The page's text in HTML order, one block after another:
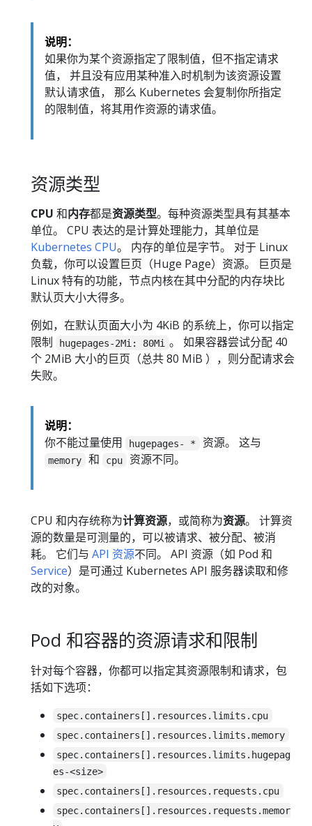
说明：
如果你为某个资源指定了限制值，但不指定请求
值， 并且没有应用某种准入时机制为该资源设置
默认请求值， 那么 Kubernetes 会复制你所指定
的限制值，将其用作资源的请求值。
资源类型
CPU 和内存都是资源类型。每种资源类型具有其基本
单位。 CPU 表达的是计算处理能力，其单位是
Kubernetes CPU。 内存的单位是字节。 对于 Linux
负载，你可以设置巨页（Huge Page）资源。 巨页是
Linux 特有的功能，节点内核在其中分配的内存块比
默认页大小大得多。
例如，在默认页面大小为 4KiB 的系统上，你可以指定
限制
hugepages-2Mi: 80Mi 。 如果容器尝试分配 40
个 2MiB 大小的巨页（总共 80 MiB ），则分配请求会
失败。
说明：
你不能过量使用
hugepages- * 资源。 这与
memory 和 cpu 资源不同。
CPU 和内存统称为计算资源，或简称为资源。 计算资
源的数量是可测量的，可以被请求、被分配、被消
耗。 它们与 API 资源不同。 API 资源（如 Pod 和
Service）是可通过 Kubernetes API 服务器读取和修
改的对象。
Pod 和容器的资源请求和限制
针对每个容器，你都可以指定其资源限制和请求，包
括如下选项：
spec.containers[].resources.limits.cpu
spec.containers[].resources.limits.memory
spec.containers[].resources.limits.hugepag
es-<size>
spec.containers[].resources.requests.cpu
spec.containers[].resources.requests.memor